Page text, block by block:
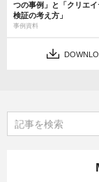
つの事例」と「クリエイ
検証の考え方」
事例資料